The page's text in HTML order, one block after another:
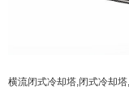
横流闭式冷却塔,闭式冷却塔,